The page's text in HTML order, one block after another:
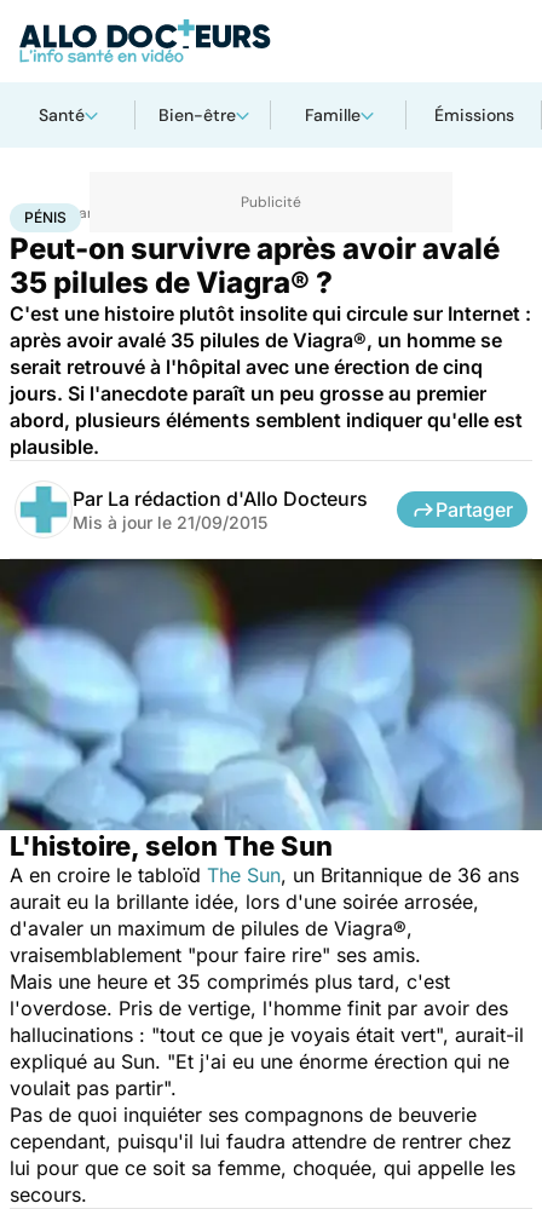
Santé Bien-être Famille Émissions
Accueil Santé
PÉNIS
Peut-on survivre après avoir avalé
35 pilules de Viagra® ?
C'est une histoire plutôt insolite qui circule sur Internet :
après avoir avalé 35 pilules de Viagra®, un homme se
serait retrouvé à l'hôpital avec une érection de cinq
jours. Si l'anecdote paraît un peu grosse au premier
abord, plusieurs éléments semblent indiquer qu'elle est
plausible.
Par La rédaction d'Allo Docteurs
Mis à jour le 21/09/2015
Partager
L'histoire, selon The Sun
A en croire le tabloïd The Sun, un Britannique de 36 ans
aurait eu la brillante idée, lors d'une soirée arrosée,
d'avaler un maximum de pilules de Viagra®,
vraisemblablement "pour faire rire" ses amis.
Mais une heure et 35 comprimés plus tard, c'est
l'overdose. Pris de vertige, l'homme finit par avoir des
hallucinations : "tout ce que je voyais était vert", aurait-il
expliqué au Sun. "Et j'ai eu une énorme érection qui ne
voulait pas partir".
Pas de quoi inquiéter ses compagnons de beuverie
cependant, puisqu'il lui faudra attendre de rentrer chez
lui pour que ce soit sa femme, choquée, qui appelle les
secours.